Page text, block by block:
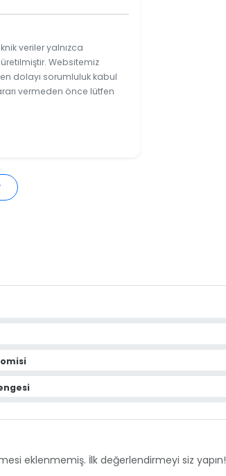
veriler yalnızca
Websitemiz
dolayı sorumluluk kabul
vermeden önce lütfen
eklenmemiş. İlk değerlendirmeyi siz yapın!